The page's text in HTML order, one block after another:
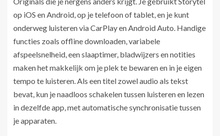
op iOS en Android, op je telefoon of tablet, en je kunt
onderweg luisteren via CarPlay en Android Auto. Handige
functies zoals offline downloaden, variabele
afspeelsnelheid, een slaaptimer, bladwijzers en notities
maken het makkelijk om je plek te bewaren en in je eigen
tempo te luisteren. Als een titel zowel audio als tekst
bevat, kun je naadloos schakelen tussen luisteren en lezen
in dezelfde app, met automatische synchronisatie tussen
je apparaten.